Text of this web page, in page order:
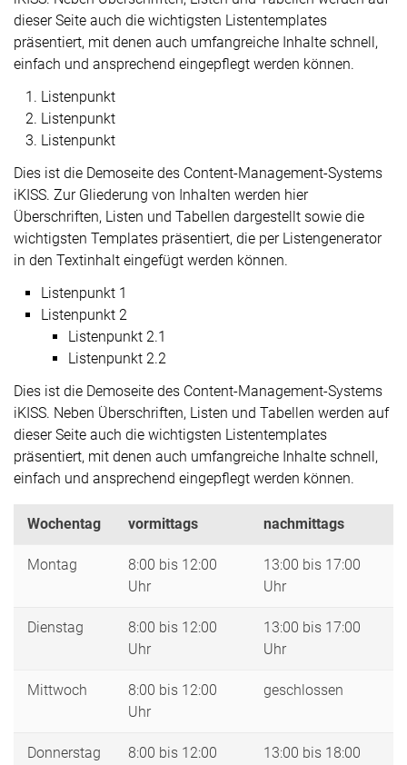
dieser Seite auch die wichtigsten Listentemplates
präsentiert, mit denen auch umfangreiche Inhalte schnell,
einfach und ansprechend eingepflegt werden können.
Listenpunkt
Listenpunkt
Listenpunkt
Dies ist die Demoseite des Content-Management-Systems
iKISS. Zur Gliederung von Inhalten werden hier
Überschriften, Listen und Tabellen dargestellt sowie die
wichtigsten Templates präsentiert, die per Listengenerator
in den Textinhalt eingefügt werden können.
Listenpunkt 1
Listenpunkt 2
Listenpunkt 2.1
Listenpunkt 2.2
Dies ist die Demoseite des Content-Management-Systems
iKISS. Neben Überschriften, Listen und Tabellen werden auf
dieser Seite auch die wichtigsten Listentemplates
präsentiert, mit denen auch umfangreiche Inhalte schnell,
einfach und ansprechend eingepflegt werden können.
Wochentag vormittags nachmittags
Montag
8:00 bis 12:00
Uhr
13:00 bis 17:00
Uhr
Dienstag
8:00 bis 12:00
Uhr
13:00 bis 17:00
Uhr
Mittwoch
8:00 bis 12:00
Uhr
geschlossen
Donnerstag
8:00 bis 12:00
13:00 bis 18:00